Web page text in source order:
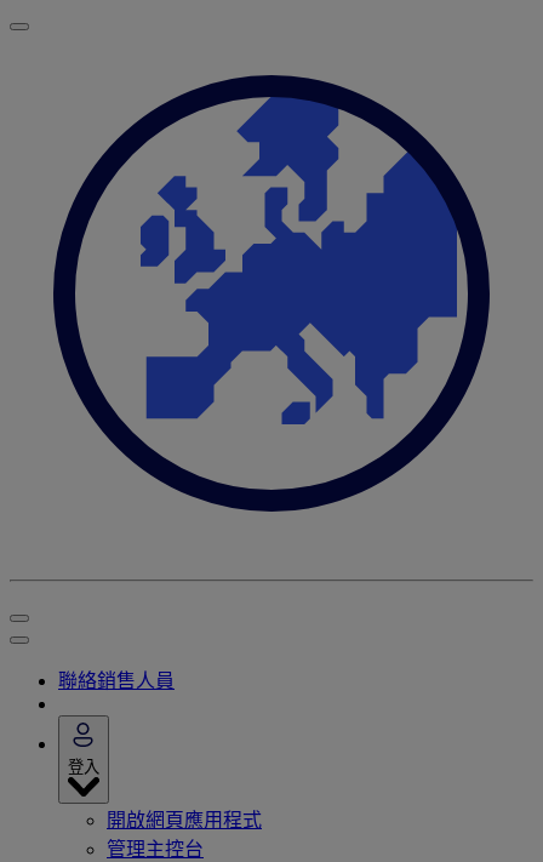
聯絡銷售人員
登入
開啟網頁應用程式
管理主控台